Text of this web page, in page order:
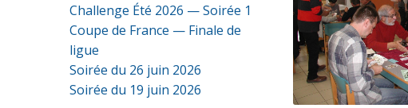
Challenge Été 2026 — Soirée 1
Coupe de France — Finale de
ligue
Soirée du 26 juin 2026
Soirée du 19 juin 2026